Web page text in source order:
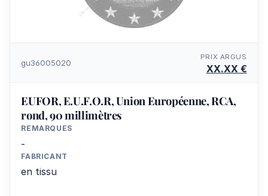
gu36005020
PRIX ARGUS
XX.XX €
EUFOR, E.U.F.O.R, Union Européenne, RCA,
rond, 90 millimètres
REMARQUES
-
FABRICANT
en tissu